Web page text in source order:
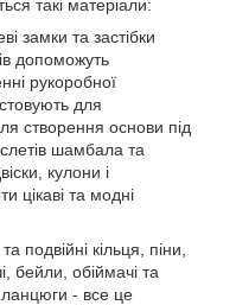
такі матеріали:
замки та застібки
допоможуть
рукоробної
для
створення основи під
шамбала та
кулони і
цікаві та модні
подвійні кільця, піни,
бейли, обіймачі та
ланцюги - все це